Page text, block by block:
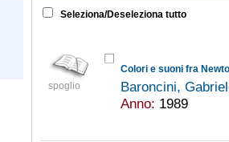
Seleziona/Deseleziona tutto
spoglio
Colori e suoni fra
Baroncini,
Anno: 1989